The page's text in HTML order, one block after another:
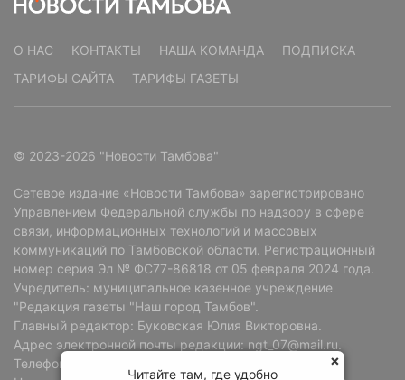
О НАС КОНТАКТЫ НАША КОМАНДА
ПОДПИСКА
ТАРИФЫ САЙТА
ТАРИФЫ ГАЗЕТЫ
© 2023-2026 "Новости Тамбова"
Сетевое издание «Новости Тамбова» зарегистрировано
Управлением Федеральной службы по надзору в сфере
связи, информационных технологий и массовых
коммуникаций по Тамбовской области. Регистрационный
номер серия Эл № ФС77-86818 от 05 февраля 2024 года.
Учредитель: муниципальное казенное учреждение
"Редакция газеты "Наш город Тамбов".
Главный редактор: Буковская Юлия Викторовна.
Адрес электронной почты редакции: ngt_07@mail.ru.
Телефон редакции: +7 (4752) 72-69-37.
Читайте там, где удобно